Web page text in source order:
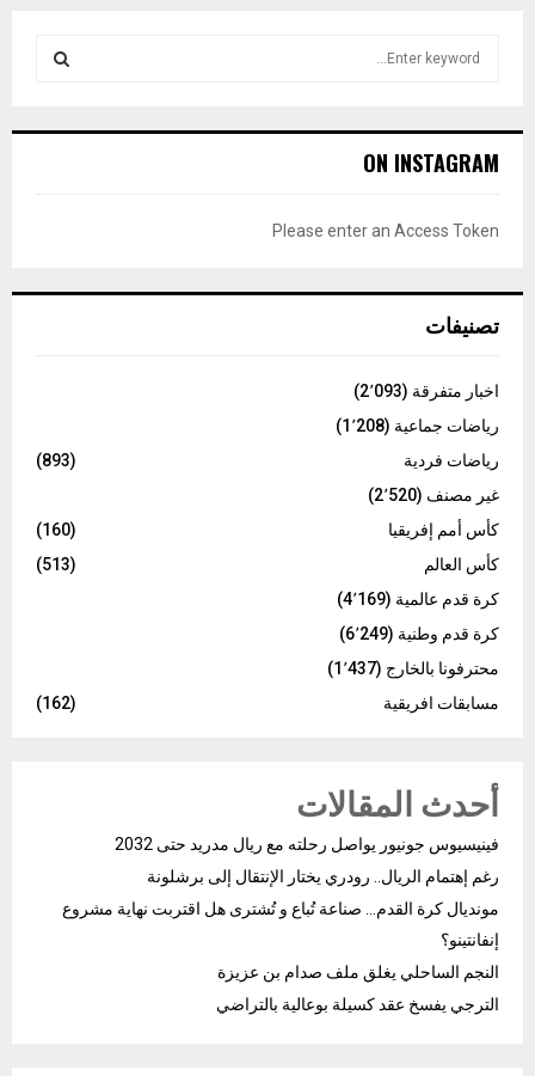
h
C
ON INSTAGRAM
Please enter an Access Token
تصنيفات
اخبار متفرقة (2٬093)
رياضات جماعية (1٬208)
رياضات فردية
(893)
غير مصنف (2٬520)
كأس أمم إفريقيا
(160)
كأس العالم
(513)
كرة قدم عالمية (4٬169)
كرة قدم وطنية (6٬249)
محترفونا بالخارج (1٬437)
مسابقات افريقية
(162)
أحدث المقالات
فينيسيوس جونيور يواصل رحلته مع ريال مدريد حتى 2032
رغم إهتمام الريال.. رودري يختار الإنتقال إلى برشلونة
مونديال كرة القدم… صناعة تُباع و تُشترى هل اقتربت نهاية مشروع
إنفانتينو؟
النجم الساحلي يغلق ملف صدام بن عزيزة
الترجي يفسخ عقد كسيلة بوعالية بالتراضي